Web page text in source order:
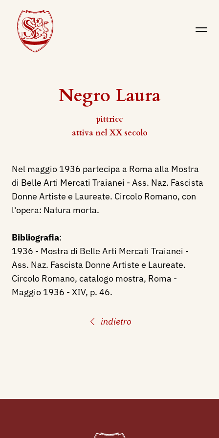
Negro Laura
pittrice
attiva nel XX secolo
indietro
Nel maggio 1936 partecipa a Roma alla Mostra
di Belle Arti Mercati Traianei - Ass. Naz. Fascista
Donne Artiste e Laureate. Circolo Romano, con
l'opera: Natura morta.
Bibliografia:
1936 - Mostra di Belle Arti Mercati Traianei -
Ass. Naz. Fascista Donne Artiste e Laureate.
Circolo Romano, catalogo mostra, Roma -
Maggio 1936 - XIV, p. 46.